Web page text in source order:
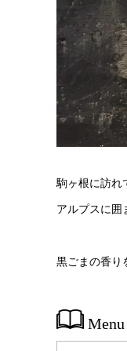
駒ヶ根に訪れ
アルプスに囲
黒ごまの香り